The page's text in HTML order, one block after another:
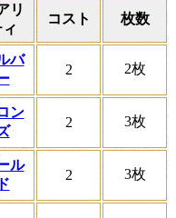
リ
コスト 枚数
バ
2 2枚
ン
2 3枚
ル
ド
2 3枚